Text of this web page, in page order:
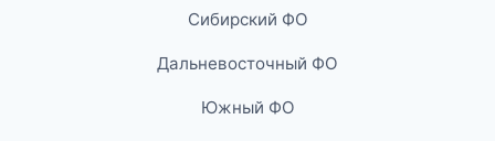
Сибирский ФО
Дальневосточный ФО
Южный ФО